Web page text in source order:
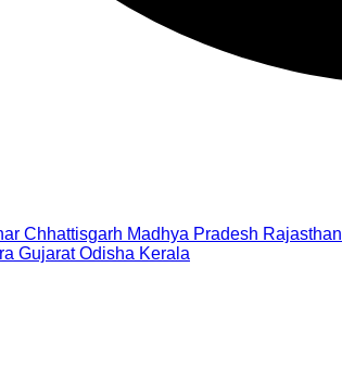
Chhattisgarh Madhya Pradesh Rajasthan
Gujarat Odisha Kerala